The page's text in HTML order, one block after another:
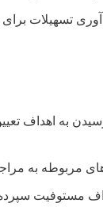
تسهیلات برای
به اهداف
مربوطه به
مستوفیت